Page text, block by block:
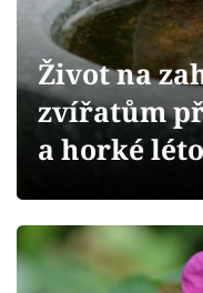
Přihlášení
Sledujte nás
Život na
zvířatům
a horké léto